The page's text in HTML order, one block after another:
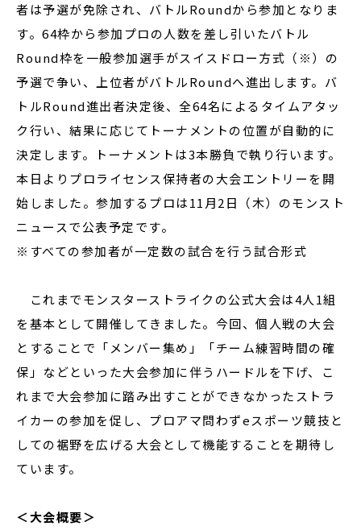
者は予選が免除され、バトルRoundから参加となりま
す。64枠から参加プロの人数を差し引いたバトル
Round枠を一般参加選手がスイスドロー方式（※）の
予選で争い、上位者がバトルRoundへ進出します。バ
トルRound進出者決定後、全64名によるタイムアタッ
ク行い、結果に応じてトーナメントの位置が自動的に
決定します。トーナメントは3本勝負で執り行います。
本日よりプロライセンス保持者の大会エントリーを開
始しました。参加するプロは11月2日（木）のモンスト
ニュースで公表予定です。
※すべての参加者が一定数の試合を行う試合形式
これまでモンスターストライクの公式大会は4人1組
を基本として開催してきました。今回、個人戦の大会
とすることで「メンバー集め」「チーム練習時間の確
保」などといった大会参加に伴うハードルを下げ、こ
れまで大会参加に踏み出すことができなかったストラ
イカーの参加を促し、プロアマ問わずeスポーツ競技と
しての裾野を広げる大会として機能することを期待し
ています。
＜大会概要＞